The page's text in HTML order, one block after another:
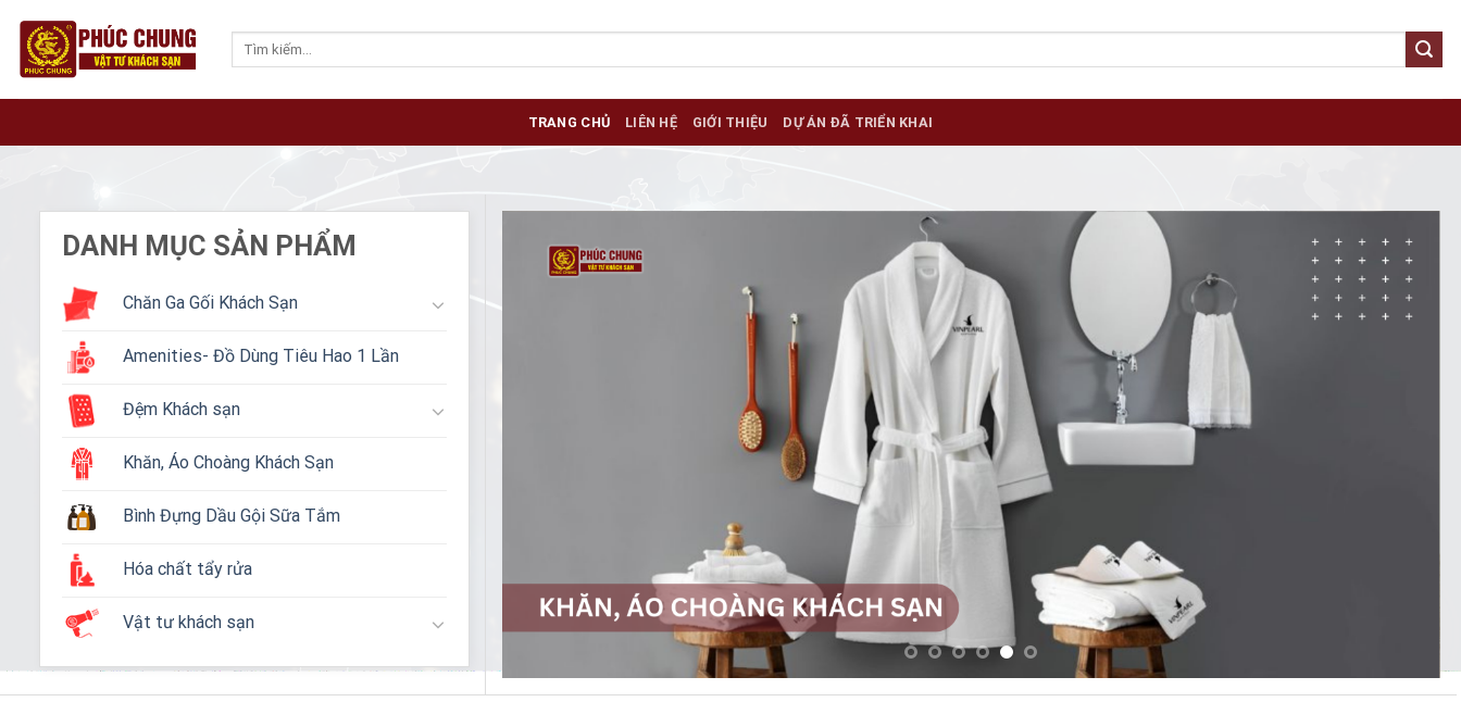
content
Tìm
TRANG CHỦ LIÊN HỆ GIỚI THIỆU DỰ ÁN ĐÃ TRIỂN KHAI
DANH MỤC SẢN PHẨM
Chăn Ga Gối Khách Sạn
Amenities- Đồ Dùng Tiêu Hao 1 Lần
Đệm Khách sạn
Khăn, Áo Choàng Khách Sạn
Bình Đựng Dầu Gội Sữa Tắm
Hóa chất tẩy rửa
Vật tư khách sạn